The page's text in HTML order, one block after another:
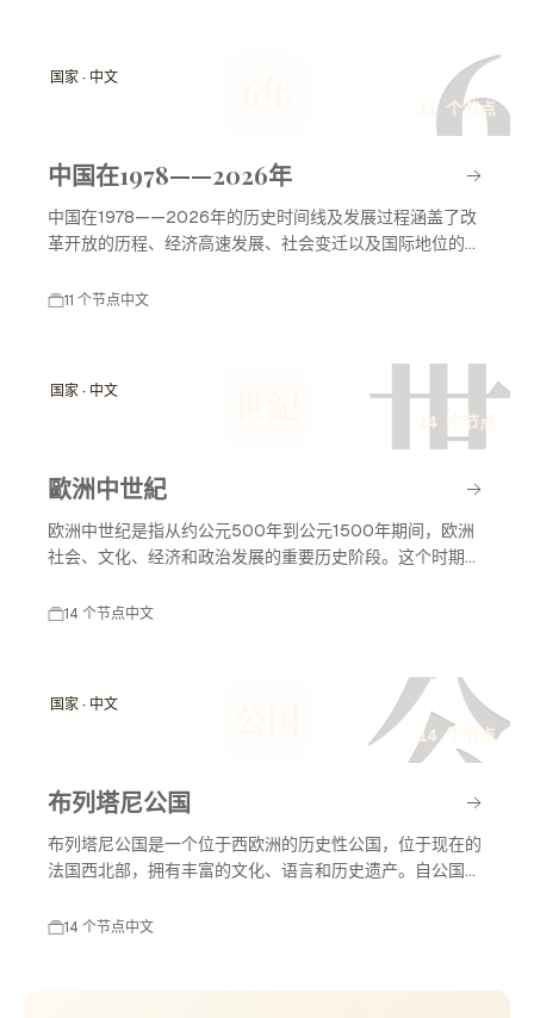
6
国家 · 中文
11 个节点
中国在1978——2026年
中国在1978——2026年的历史时间线及发展过程涵盖了改
革开放的历程、经济高速发展、社会变迁以及国际地位的提
走上了现代化建设的快速道路。
11 个节点中文
世
国家 · 中文
14 个节点
歐洲中世紀
欧洲中世纪是指从约公元500年到公元1500年期间，欧洲
社会、文化、经济和政治发展的重要历史阶段。这个时期既
和文艺复兴的开始。
14 个节点中文
公
国家 · 中文
14 个节点
布列塔尼公国
布列塔尼公国是一个位于西欧洲的历史性公国，位于现在的
法国西北部，拥有丰富的文化、语言和历史遗产。自公国成
并入法国以及文化复兴等，对欧洲历史产生了深远影响。
14 个节点中文